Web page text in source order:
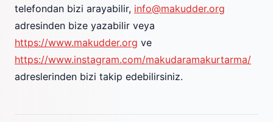
telefondan bizi arayabilir, info@makudder.org
adresinden bize yazabilir veya
https://www.makudder.org ve
https://www.instagram.com/makudaramakurtarma/
adreslerinden bizi takip edebilirsiniz.